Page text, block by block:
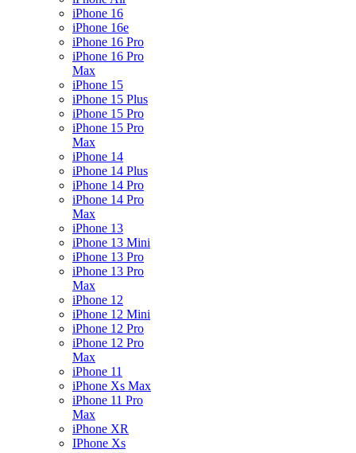
iPhone 16
iPhone 16e
iPhone 16 Pro
iPhone 16 Pro
Max
iPhone 15
iPhone 15 Plus
iPhone 15 Pro
iPhone 15 Pro
Max
iPhone 14
iPhone 14 Plus
iPhone 14 Pro
iPhone 14 Pro
Max
iPhone 13
iPhone 13 Mini
iPhone 13 Pro
iPhone 13 Pro
Max
iPhone 12
iPhone 12 Mini
iPhone 12 Pro
iPhone 12 Pro
Max
iPhone 11
iPhone Xs Max
iPhone 11 Pro
Max
iPhone XR
IPhone Xs